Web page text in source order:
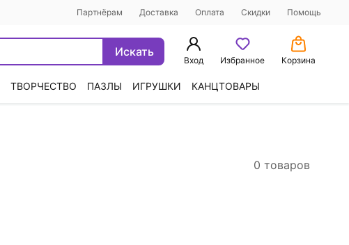
Партнёрам Доставка Оплата Скидки Помощь
Искать
Вход Избранное Корзина
ТВОРЧЕСТВО ПАЗЛЫ ИГРУШКИ КАНЦТОВАРЫ
0 товаров